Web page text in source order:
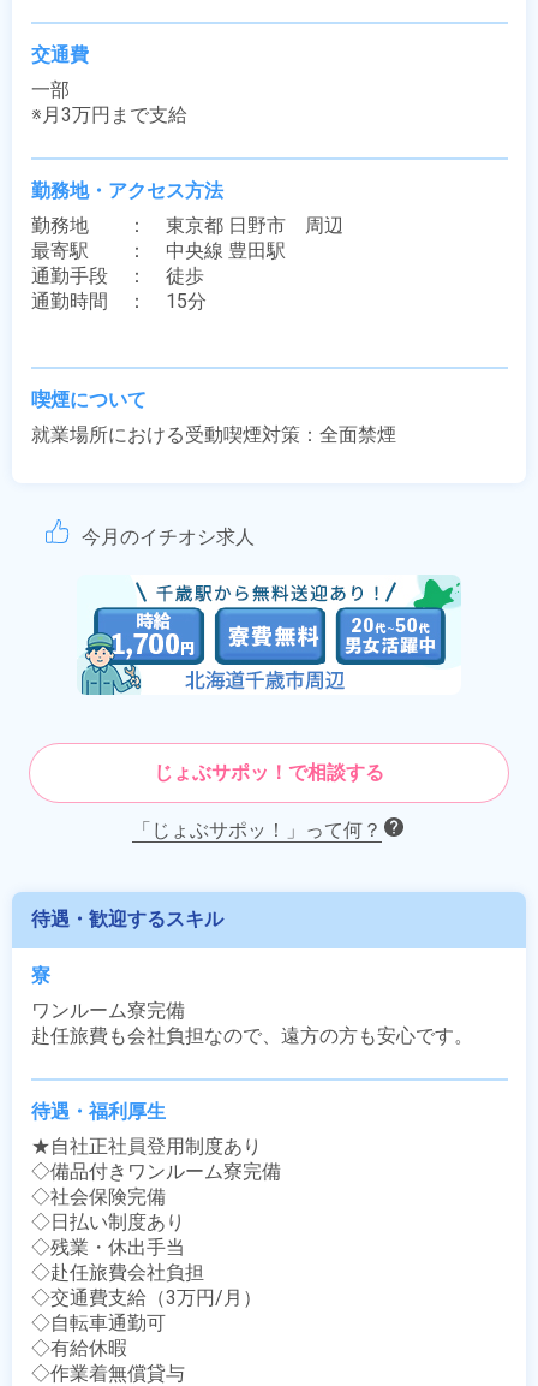
交通費
一部
※月3万円まで支給
勤務地・アクセス方法
勤務地　　：　東京都 日野市　周辺
最寄駅　　：　中央線 豊田駅
通勤手段　：　徒歩
通勤時間　：　15分
喫煙について
就業場所における受動喫煙対策：全面禁煙
今月のイチオシ求人
じょぶサポッ！で相談する
「じょぶサポッ！」って何？
待遇・歓迎するスキル
寮
ワンルーム寮完備
赴任旅費も会社負担なので、遠方の方も安心です。
待遇・福利厚生
★自社正社員登用制度あり
◇備品付きワンルーム寮完備
◇社会保険完備
◇日払い制度あり
◇残業・休出手当
◇赴任旅費会社負担
◇交通費支給（3万円/月）
◇自転車通勤可
◇有給休暇
◇作業着無償貸与